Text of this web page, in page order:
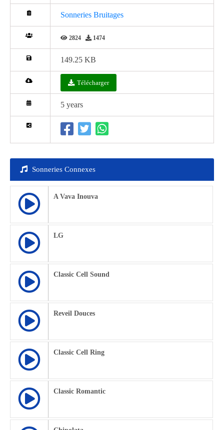
Sonneries Bruitages
2824 1474
149.25 KB
Télécharger
5 years
Sonneries Connexes
A Vava Inouva
LG
Classic Cell Sound
Reveil Douces
Classic Cell Ring
Classic Romantic